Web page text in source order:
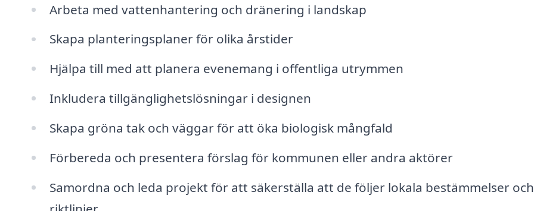
Arbeta med vattenhantering och dränering i landskap
Skapa planteringsplaner för olika årstider
Hjälpa till med att planera evenemang i offentliga utrymmen
Inkludera tillgänglighetslösningar i designen
Skapa gröna tak och väggar för att öka biologisk mångfald
Förbereda och presentera förslag för kommunen eller andra aktörer
Samordna och leda projekt för att säkerställa att de följer lokala bestämmelser och